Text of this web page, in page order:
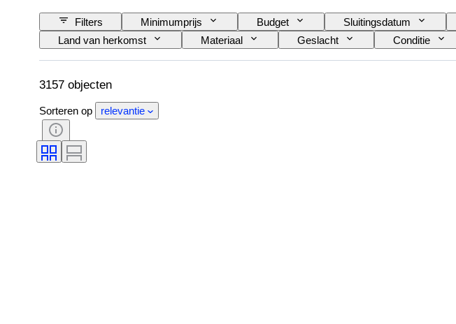
Filters Minimumprijs Budget Sluitingsdatum
Land van herkomst
Materiaal Geslacht Conditie
Kleur
Kledingmaat Geslepen Maat op het artikel
3157 objecten
Sorteren op relevantie